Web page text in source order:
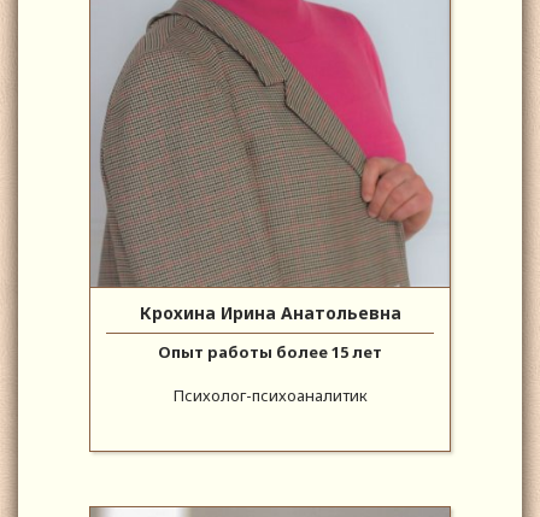
Крохина Ирина Анатольевна
Опыт работы более 15 лет
Психолог-психоаналитик